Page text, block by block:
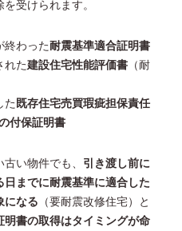
受けられます。
終わった 耐震基準適合証明書
れた建設住宅性能評価書 （耐
た 既存住宅売買瑕疵担保責任
付保証明書
い物件でも、 引き渡し前に
までに耐震基準に適合した
になる （要耐震改修住宅）と
明書の取得はタイミングが命